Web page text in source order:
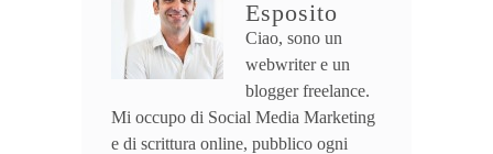
Esposito
Ciao, sono un
webwriter e un
blogger freelance.
Mi occupo di Social Media Marketing
e di scrittura online, pubblico ogni